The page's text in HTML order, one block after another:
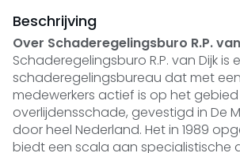
Beschrijving
Over Schaderegelingsburo R.P.
Schaderegelingsburo R.P. van Dijk is
schaderegelingsbureau dat met
medewerkers actief is op het
overlijdensschade, gevestigd in De
door heel Nederland. Het in 1989
biedt een scala aan specialistische